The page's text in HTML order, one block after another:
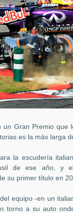
Gran Premio que
es la más larga
la escudería
de ese año, y
su primer título en
equipo -en un
torno a su auto